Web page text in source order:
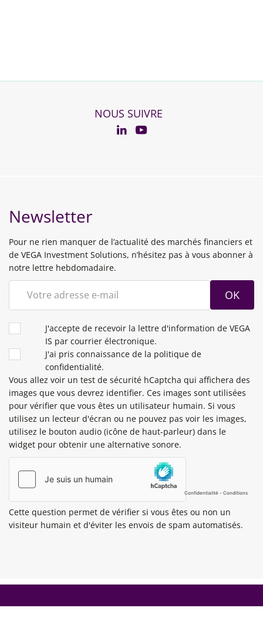
NOUS SUIVRE
LinkedinYouTube
Newsletter
Pour ne rien manquer de l’actualité des marchés financiers et
de VEGA Investment Solutions, n’hésitez pas à vous abonner à
notre lettre hebdomadaire.
OK
CONDITIONS
J'accepte de recevoir la lettre d'information de VEGA
IS par courrier électronique.
J'ai pris connaissance de la politique de
confidentialité.
Vous allez voir un test de sécurité hCaptcha qui affichera des
images que vous devrez identifier. Ces images sont utilisées
pour vérifier que vous êtes un utilisateur humain. Si vous
utilisez un lecteur d'écran ou ne pouvez pas voir les images,
utilisez le bouton audio (icône de haut-parleur) dans le
widget pour obtenir une alternative sonore.
Cette question permet de vérifier si vous êtes ou non un
visiteur humain et d'éviter les envois de spam automatisés.
Footer menu
Presse